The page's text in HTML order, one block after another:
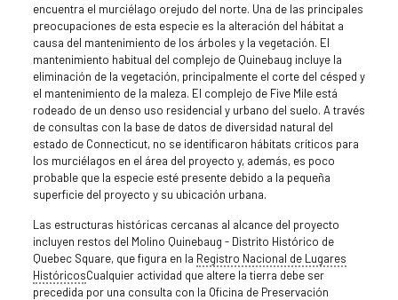
encuentra el murciélago orejudo del norte. Una de las principales
preocupaciones de esta especie es la alteración del hábitat a
causa del mantenimiento de los árboles y la vegetación. El
mantenimiento habitual del complejo de Quinebaug incluye la
eliminación de la vegetación, principalmente el corte del césped y
el mantenimiento de la maleza. El complejo de Five Mile está
rodeado de un denso uso residencial y urbano del suelo. A través
de consultas con la base de datos de diversidad natural del
estado de Connecticut, no se identificaron hábitats críticos para
los murciélagos en el área del proyecto y, además, es poco
probable que la especie esté presente debido a la pequeña
superficie del proyecto y su ubicación urbana.
Las estructuras históricas cercanas al alcance del proyecto
incluyen restos del Molino Quinebaug - Distrito Histórico de
Quebec Square, que figura en la Registro Nacional de Lugares
HistóricosCualquier actividad que altere la tierra debe ser
precedida por una consulta con la Oficina de Preservación